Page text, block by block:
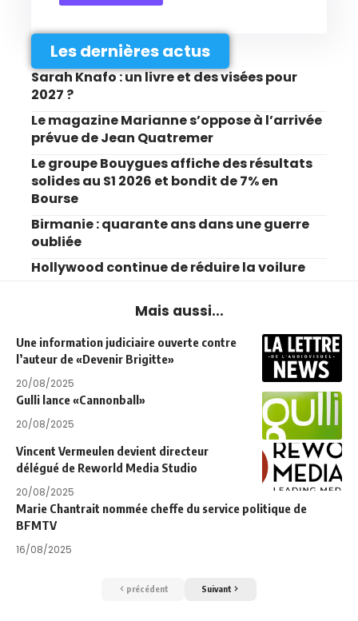
Les dernières actus
Sarah Knafo : un livre et des visées pour
2027 ?
Le magazine Marianne s’oppose à l’arrivée
prévue de Jean Quatremer
Le groupe Bouygues affiche des résultats
solides au S1 2026 et bondit de 7% en
Bourse
Birmanie : quarante ans dans une guerre
oubliée
Hollywood continue de réduire la voilure
Mais aussi...
Une information judiciaire ouverte contre
l’auteur de «Devenir Brigitte»
20/08/2025
Gulli lance «Cannonball»
20/08/2025
Vincent Vermeulen devient directeur
délégué de Reworld Media Studio
20/08/2025
Marie Chantrait nommée cheffe du service politique de
BFMTV
16/08/2025
précédent Suivant